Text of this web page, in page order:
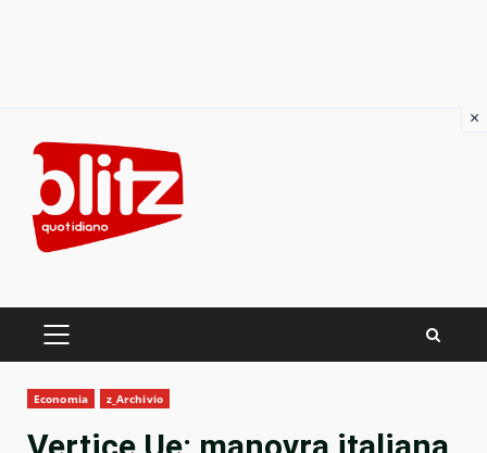
content
PRIMARY
Economia z_Archivio
×